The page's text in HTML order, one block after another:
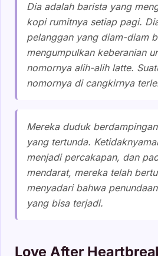
Dia adalah barista yang
kopi rumitnya setiap pagi.
pelanggan yang diam-diam
mengumpulkan keberanian
nomornya alih-alih latte.
nomornya di cangkirnya
Mereka duduk
yang tertunda.
menjadi percakapan, dan
mendarat, mereka telah
menyadari bahwa
yang bisa terjadi.
Love After